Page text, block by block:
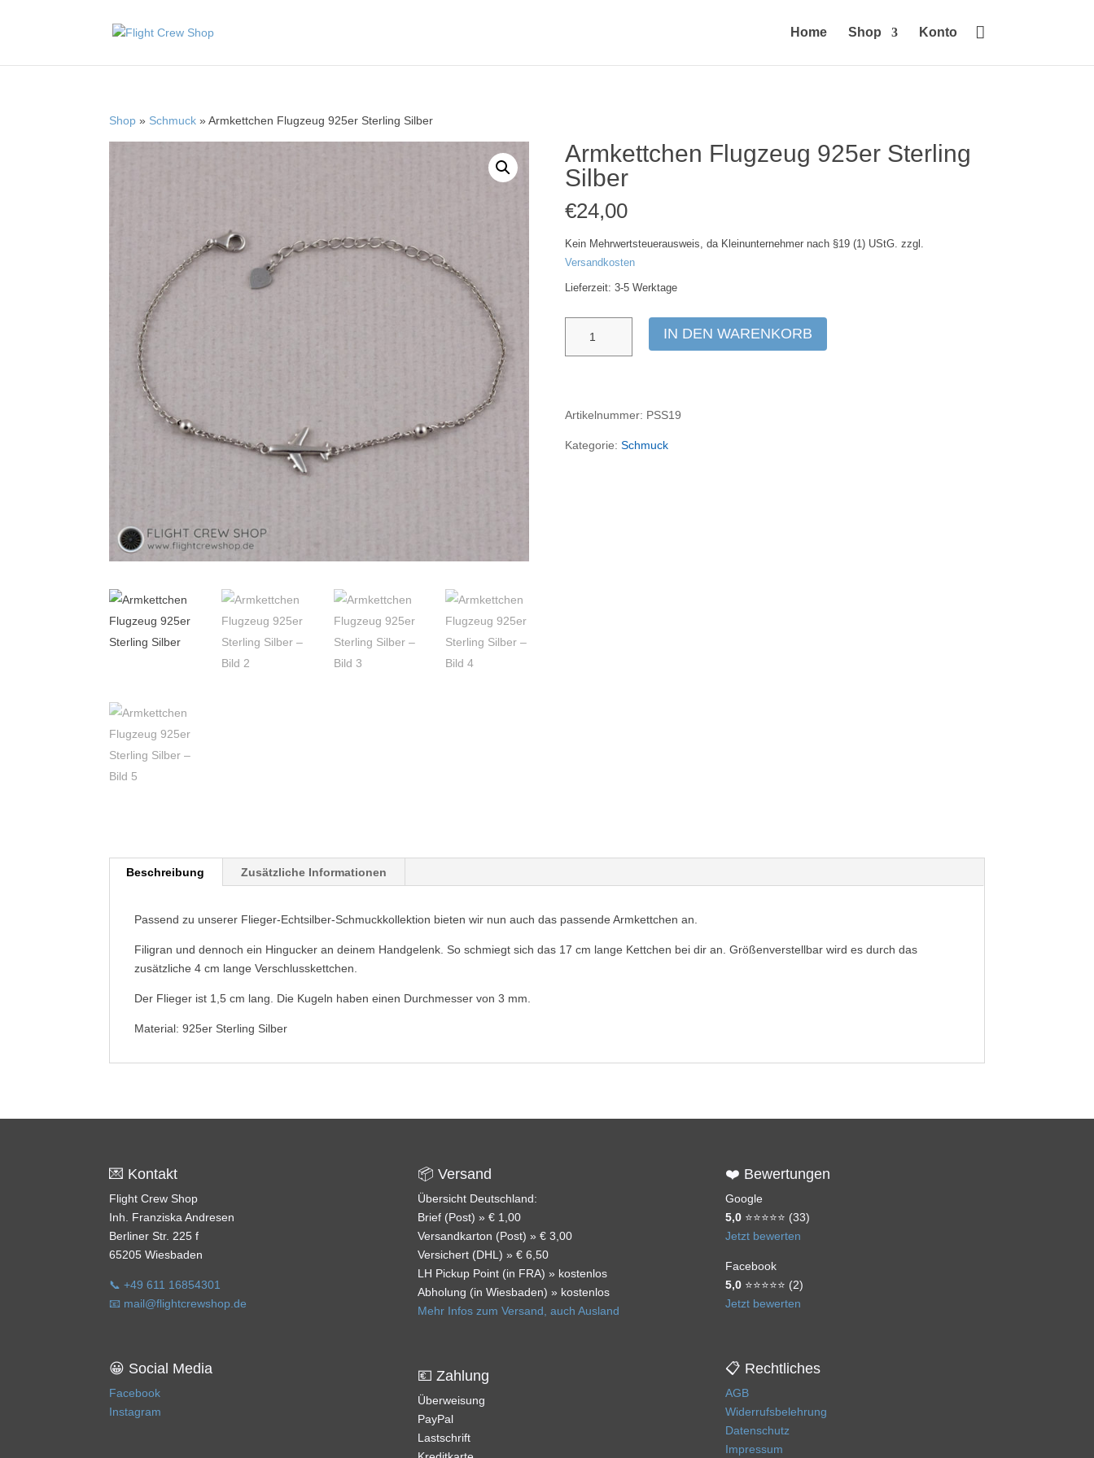
Home Shop Konto 
Shop » Schmuck » Armkettchen Flugzeug 925er Sterling Silber
Armkettchen Flugzeug 925er Sterling
Silber
€24,00
Kein Mehrwertsteuerausweis, da Kleinunternehmer nach §19 (1) UStG. zzgl.
Versandkosten
Lieferzeit: 3-5 Werktage
Flugzeug
Menge
IN DEN WARENKORB
Artikelnummer: PSS19
Kategorie: Schmuck
Beschreibung Zusätzliche Informationen
Passend zu unserer Flieger-Echtsilber-Schmuckkollektion bieten wir nun auch das passende Armkettchen an.
Filigran und dennoch ein Hingucker an deinem Handgelenk. So schmiegt sich das 17 cm lange Kettchen bei dir an. Größenverstellbar wird es durch das
zusätzliche 4 cm lange Verschlusskettchen.
Der Flieger ist 1,5 cm lang. Die Kugeln haben einen Durchmesser von 3 mm.
Material: 925er Sterling Silber
💌 Kontakt
Flight Crew Shop
Inh. Franziska Andresen
Berliner Str. 225 f
65205 Wiesbaden
📞 +49 611 16854301
📧 mail@flightcrewshop.de
😀 Social Media
Facebook
Instagram
📦 Versand
Übersicht Deutschland:
Brief (Post) » € 1,00
Versandkarton (Post) » € 3,00
Versichert (DHL) » € 6,50
LH Pickup Point (in FRA) » kostenlos
Abholung (in Wiesbaden) » kostenlos
Mehr Infos zum Versand, auch Ausland
💶 Zahlung
Überweisung
PayPal
Lastschrift
❤️ Bewertungen
Google
5,0⭐⭐⭐⭐⭐ (33)
Jetzt bewerten
Facebook
5,0⭐⭐⭐⭐⭐ (2)
Jetzt bewerten
📋 Rechtliches
AGB
Widerrufsbelehrung
Datenschutz
Impressum